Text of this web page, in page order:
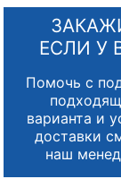
ЕСЛИ У
Помочь с
варианта и
доставки
наш